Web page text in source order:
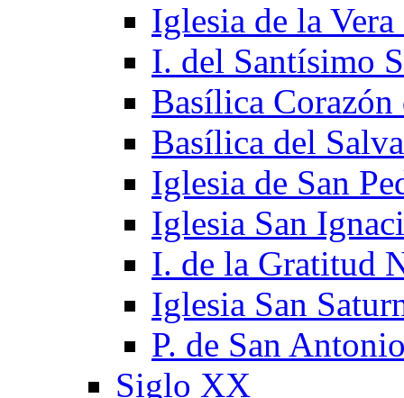
Iglesia de la
I. del Santísimo
Basílica
Basílica del
Iglesia de San
Iglesia San
I. de la Gratitud
Iglesia San
P. de San
Siglo XX